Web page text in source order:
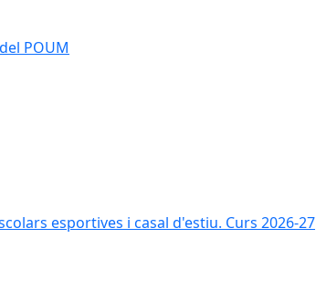
POUM
esportives i casal d'estiu. Curs 2026-27